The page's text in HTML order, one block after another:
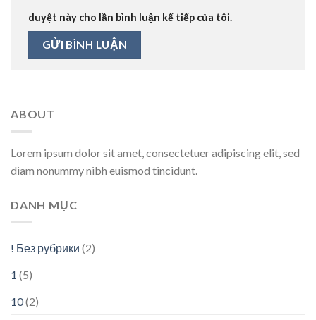
duyệt này cho lần bình luận kế tiếp của tôi.
ABOUT
Lorem ipsum dolor sit amet, consectetuer adipiscing elit, sed
diam nonummy nibh euismod tincidunt.
DANH MỤC
! Без рубрики (2)
1 (5)
10(2)